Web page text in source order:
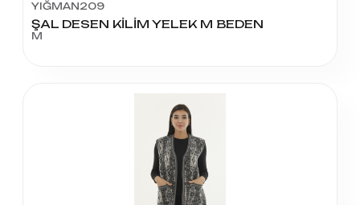
YIĞMAN209
ŞAL DESEN KİLİM YELEK M BEDEN
M